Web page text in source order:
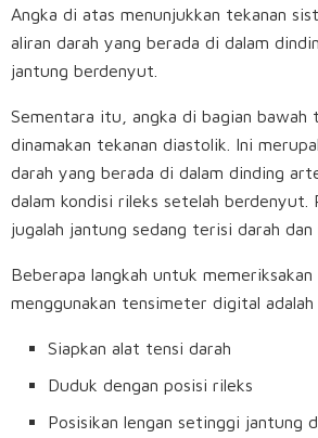
Angka di atas menunjukkan tekanan
aliran darah yang berada di dalam
jantung berdenyut.
Sementara itu, angka di bagian bawah
dinamakan tekanan diastolik. Ini
darah yang berada di dalam dinding
dalam kondisi rileks setelah berdenyut.
jugalah jantung sedang terisi darah dan
Beberapa langkah untuk memeriksakan
menggunakan tensimeter digital
Siapkan alat tensi darah
Duduk dengan posisi rileks
Posisikan lengan setinggi jantung